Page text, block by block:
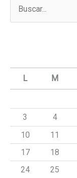
a
L M
3
4
10
11
17
18
24
25